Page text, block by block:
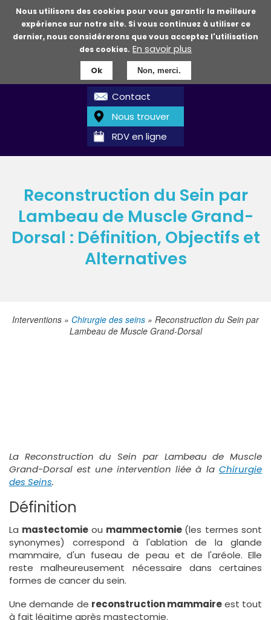
Nous utilisons des cookies pour vous garantir la meilleure
expérience sur notre site. Si vous continuez à utiliser ce
dernier, nous considérerons que vous acceptez l'utilisation
des cookies. En savoir plus
Ok Non, merci.
Aller
au
contenu
principal
Contact
Nous trouver
RDV en ligne
Reconstruction du Sein par
Lambeau de Muscle Grand-
Dorsal : Définition, Objectifs et
Alternatives
Interventions Chirurgie des seins
Reconstruction du Sein par
Lambeau de Muscle Grand-Dorsal
La Reconstruction du Sein par Lambeau de Muscle
Grand-Dorsal est une intervention liée à la Chirurgie
des Seins.
Définition
La mastectomie ou mammectomie (les termes sont
synonymes) correspond à l'ablation de la glande
mammaire, d'un fuseau de peau et de l'aréole. Elle
reste malheureusement nécessaire dans certaines
formes de cancer du sein.
Une demande de reconstruction mammaireest tout
à fait légitime après mastectomie.